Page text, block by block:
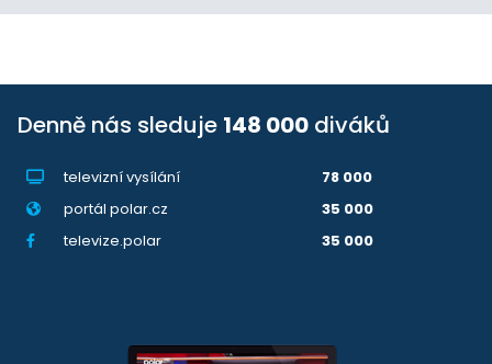
Denně nás sleduje 148 000 diváků
televizní vysílání
78 000
portál polar.cz
35 000
televize.polar
35 000